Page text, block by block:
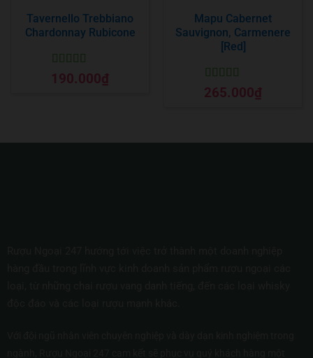
Tavernello Trebbiano
Chardonnay Rubicone
Được xếp
hạng55 sao
190.000₫
Mapu Cabernet
Sauvignon, Carmenere
[Red]
Được xếp
hạng55 sao
265.000₫